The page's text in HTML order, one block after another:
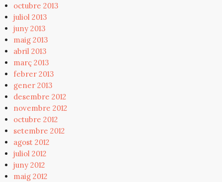
octubre 2013
juliol 2013
juny 2013
maig 2013
abril 2013
març 2013
febrer 2013
gener 2013
desembre 2012
novembre 2012
octubre 2012
setembre 2012
agost 2012
juliol 2012
juny 2012
maig 2012